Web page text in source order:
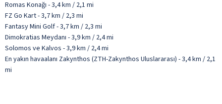
Romas Konağı - 3,4 km / 2,1 mi
FZ Go Kart - 3,7 km / 2,3 mi
Fantasy Mini Golf - 3,7 km / 2,3 mi
Dimokratias Meydanı - 3,9 km / 2,4 mi
Solomos ve Kalvos - 3,9 km / 2,4 mi
En yakın havaalanı Zakynthos (ZTH-Zakynthos Uluslararası) - 3,4 km / 2,1
mi